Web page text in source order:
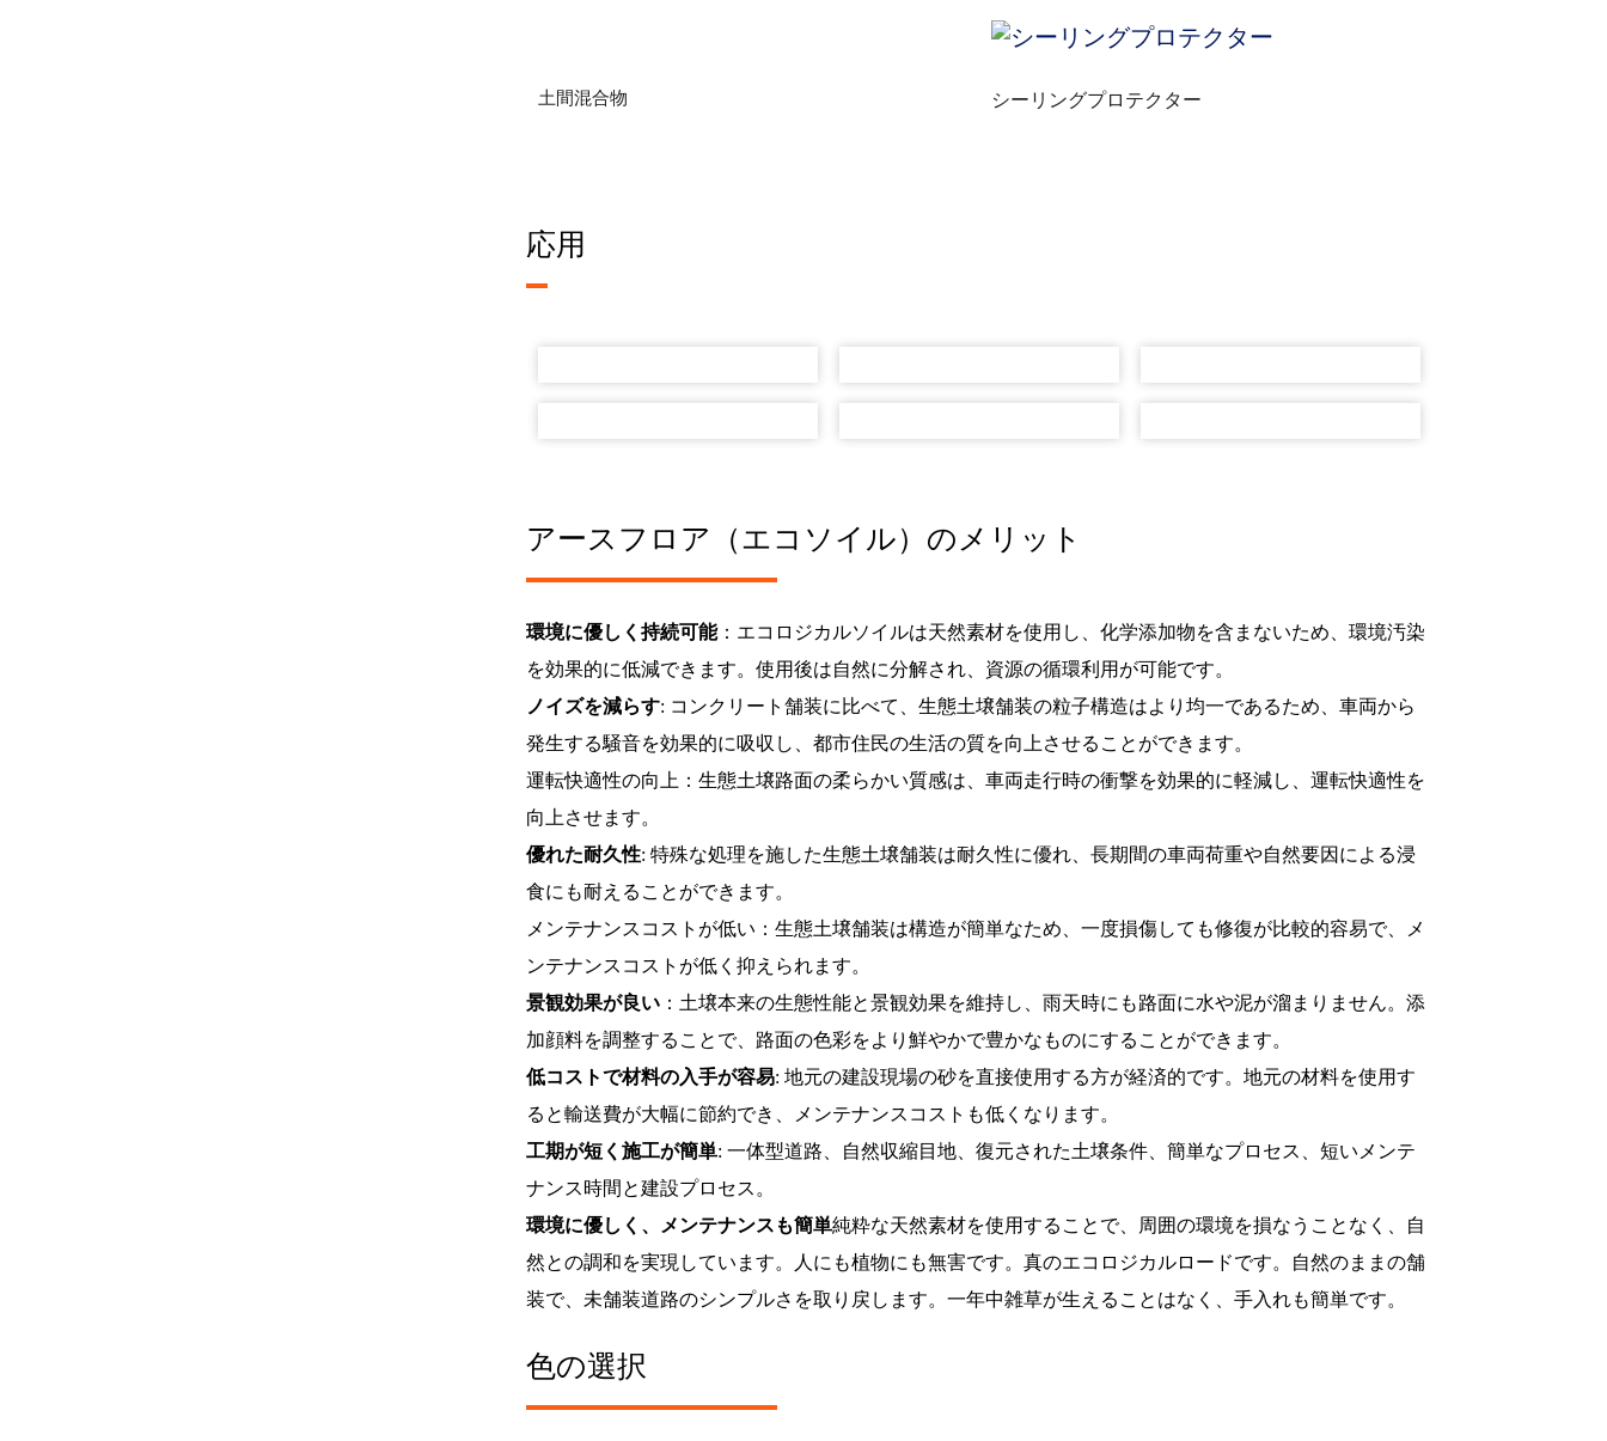
土間混合物 シーリングプロテクター
応用
アースフロア（エコソイル）のメリット
環境に優しく持続可能：エコロジカルソイルは天然素材を使用し、化学添加物を含まないため、環境汚染
を効果的に低減できます。使用後は自然に分解され、資源の循環利用が可能です。
ノイズを減らす: コンクリート舗装に比べて、生態土壌舗装の粒子構造はより均一であるため、車両から
発生する騒音を効果的に吸収し、都市住民の生活の質を向上させることができます。
運転快適性の向上：生態土壌路面の柔らかい質感は、車両走行時の衝撃を効果的に軽減し、運転快適性を
向上させます。
優れた耐久性: 特殊な処理を施した生態土壌舗装は耐久性に優れ、長期間の車両荷重や自然要因による浸
食にも耐えることができます。
メンテナンスコストが低い：生態土壌舗装は構造が簡単なため、一度損傷しても修復が比較的容易で、メ
ンテナンスコストが低く抑えられます。
景観効果が良い ：土壌本来の生態性能と景観効果を維持し、雨天時にも路面に水や泥が溜まりません。添
加顔料を調整することで、路面の色彩をより鮮やかで豊かなものにすることができます。
低コストで材料の入手が容易: 地元の建設現場の砂を直接使用する方が経済的です。地元の材料を使用す
ると輸送費が大幅に節約でき、メンテナンスコストも低くなります。
工期が短く施工が簡単: 一体型道路、自然収縮目地、復元された土壌条件、簡単なプロセス、短いメンテ
ナンス時間と建設プロセス。
環境に優しく、メンテナンスも簡単純粋な天然素材を使用することで、周囲の環境を損なうことなく、自
然との調和を実現しています。人にも植物にも無害です。真のエコロジカルロードです。自然のままの舗
装で、未舗装道路のシンプルさを取り戻します。一年中雑草が生えることはなく、手入れも簡単です。
色の選択